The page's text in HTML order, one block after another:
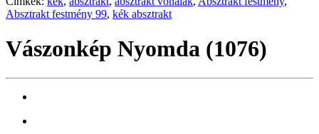
Absztrakt festmény 99, kék absztrakt
Vászonkép Nyomda (1076)